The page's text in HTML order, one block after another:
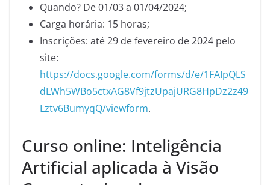
Quando? De 01/03 a 01/04/2024;
Carga horária: 15 horas;
Inscrições: até 29 de fevereiro de 2024 pelo
site:
https://docs.google.com/forms/d/e/1FAIpQLS
dLWh5WBo5ctxAG8Vf9jtzUpajURG8HpDz2z49
Lztv6BumyqQ/viewform.
Curso online: Inteligência
Artificial aplicada à Visão